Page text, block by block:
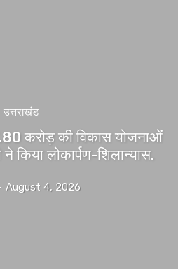
उत्तराखंड
करोड़ की विकास योजनाओं
किया लोकार्पण-शिलान्यास.
August 4, 2026